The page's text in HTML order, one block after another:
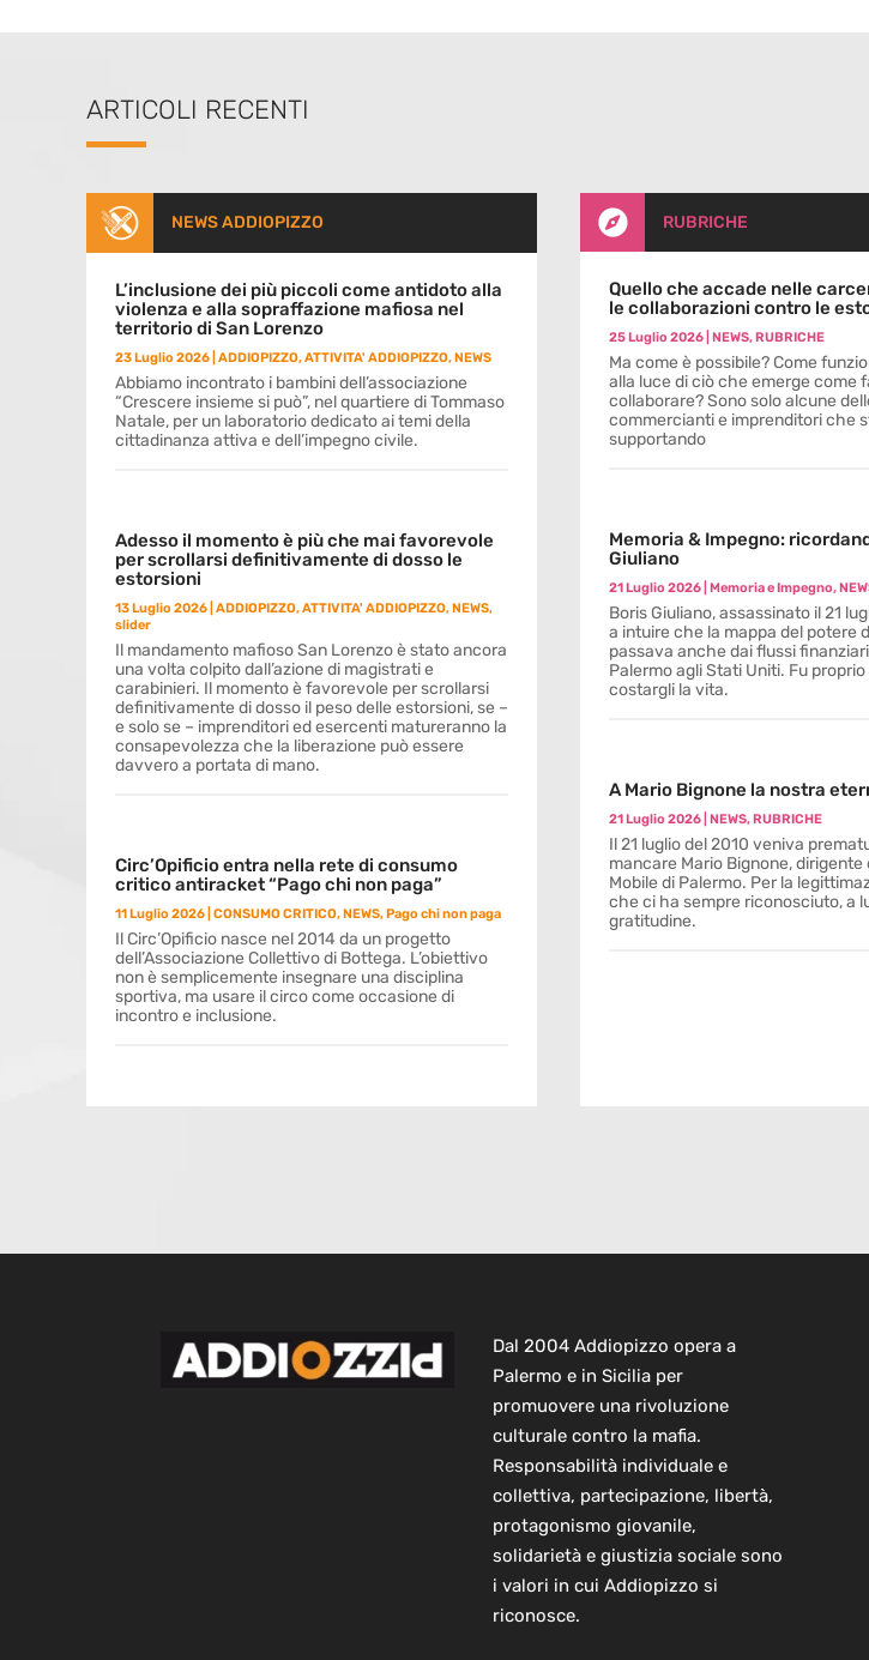
ARTICOLI RECENTI
NEWS ADDIOPIZZO
L’inclusione dei più piccoli come antidoto alla
violenza e alla sopraffazione mafiosa nel
territorio di San Lorenzo
23 Luglio 2026 ADDIOPIZZO,ATTIVITA' ADDIOPIZZO,NEWS
Abbiamo incontrato i bambini dell’associazione
“Crescere insieme si può”, nel quartiere di Tommaso
Natale, per un laboratorio dedicato ai temi della
cittadinanza attiva e dell’impegno civile.
Adesso il momento è più che mai favorevole
per scrollarsi definitivamente di dosso le
estorsioni
13 Luglio 2026 ADDIOPIZZO,ATTIVITA' ADDIOPIZZO,NEWS,
slider
Il mandamento mafioso San Lorenzo è stato ancora
una volta colpito dall’azione di magistrati e
carabinieri. Il momento è favorevole per scrollarsi
definitivamente di dosso il peso delle estorsioni, se –
e solo se – imprenditori ed esercenti matureranno la
consapevolezza che la liberazione può essere
davvero a portata di mano.
Circ’Opificio entra nella rete di consumo
critico antiracket “Pago chi non paga”
11 Luglio 2026 CONSUMO CRITICO,NEWS,Pago chi non paga
Il Circ’Opificio nasce nel 2014 da un progetto
dell’Associazione Collettivo di Bottega. L’obiettivo
non è semplicemente insegnare una disciplina
sportiva, ma usare il circo come occasione di
incontro e inclusione.
 RUBRICHE
Quello che accade nelle
le collaborazioni contro le
25 Luglio 2026| NEWS,RUBRICHE
Ma come è possibile? Come
alla luce di ciò che emerge come
collaborare? Sono solo alcune
commercianti e imprenditori che
supportando
Memoria & Impegno:
Giuliano
21 Luglio 2026| Memoria e Impegno,
Boris Giuliano, assassinato il 21
a intuire che la mappa del potere
passava anche dai flussi
Palermo agli Stati Uniti. Fu proprio
costargli la vita.
A Mario Bignone la nostra
21 Luglio 2026| NEWS,RUBRICHE
Il 21 luglio del 2010 veniva
mancare Mario Bignone, dirigente
Mobile di Palermo. Per la
che ci ha sempre riconosciuto, a
gratitudine.
Dal 2004 Addiopizzo opera a
Palermo e in Sicilia per
promuovere una rivoluzione
culturale contro la mafia.
Responsabilità individuale e
collettiva, partecipazione, libertà,
protagonismo giovanile,
solidarietà e giustizia sociale sono
i valori in cui Addiopizzo si
riconosce.